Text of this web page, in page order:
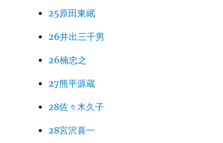
25原田東岷
26井出三千男
26楠忠之
27熊平源蔵
28佐々木久子
28宮沢喜一